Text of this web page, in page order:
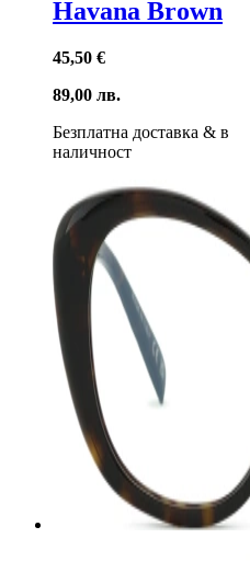
Havana Brown
45,50 €
89,00 лв.
Безплатна доставка & в
наличност